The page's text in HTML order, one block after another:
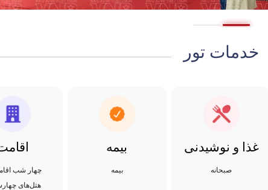
خدمات تور
غذا و نوشیدنی
صبحانه
بیمه
بیمه
چهار شب
هتل‌های